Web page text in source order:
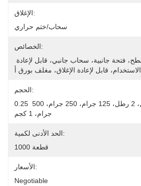
الإغلاق:
سحاب/ختم حراري
الخصائص:
الاستخدام، قابل لإعادة الإغلاق، مغلف بورق أ
الحجم:
0.25 رطل، 0.5 رطل، 1 رطل، 2 رطل، 125 جرام، 250 جرام، 500
جرام، 1 كجم
الحد الأدنى لكمية:
1000 قطعة
الأسعار:
Negotiable